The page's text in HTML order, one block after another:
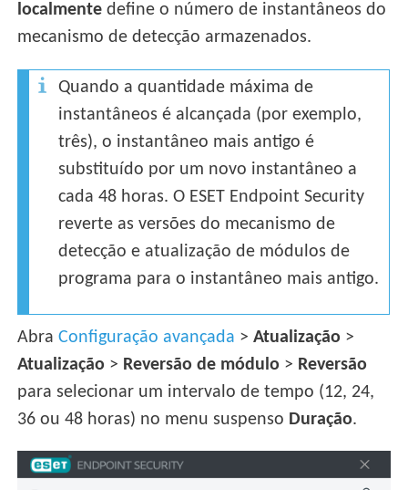
localmente define o número de instantâneos do
mecanismo de detecção armazenados.
Quando a quantidade máxima de
instantâneos é alcançada (por exemplo,
três), o instantâneo mais antigo é
substituído por um novo instantâneo a
cada 48 horas. O ESET Endpoint Security
reverte as versões do mecanismo de
detecção e atualização de módulos de
programa para o instantâneo mais antigo.
AbraConfiguração avançada >Atualização >
Atualização > Reversão de módulo > Reversão
para selecionar um intervalo de tempo (12, 24,
36 ou 48 horas) no menu suspenso Duração.